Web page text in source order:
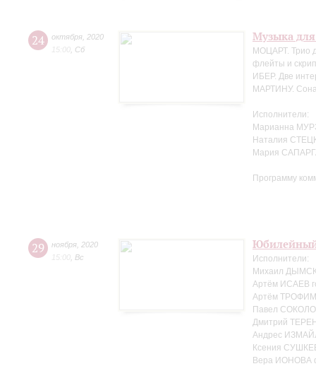
24 октября 2020
15:00 Сб
Музыка
МОЦАРТ. Трио
флейты и
ИБЕР. Две
МАРТИНУ.
Исполнители:
Марианна
Наталия
Мария
Программу
29 ноября 2020
15:00 Вс
Исполнители:
Михаил
Артём ИСАЕВ
Артём
Павел
Дмитрий
Андрес
Ксения
Вера ИОНОВА